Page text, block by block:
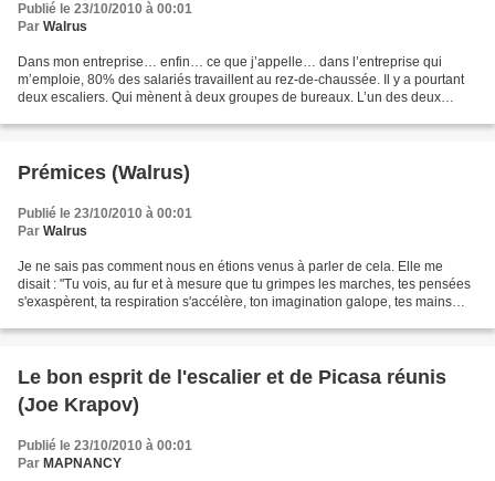
Publié le 23/10/2010 à 00:01
Par Walrus
Dans mon entreprise… enfin… ce que j’appelle… dans l’entreprise qui
m’emploie, 80% des salariés travaillent au rez-de-chaussée. Il y a pourtant
deux escaliers. Qui mènent à deux groupes de bureaux. L’un des deux
Prémices (Walrus)
Publié le 23/10/2010 à 00:01
Par Walrus
Je ne sais pas comment nous en étions venus à parler de cela. Elle me
disait : "Tu vois, au fur et à mesure que tu grimpes les marches, tes pensées
s'exaspèrent, ta respiration s'accélère, ton imagination galope, tes mains
Le bon esprit de l'escalier et de Picasa réunis
(Joe Krapov)
Publié le 23/10/2010 à 00:01
Par MAPNANCY